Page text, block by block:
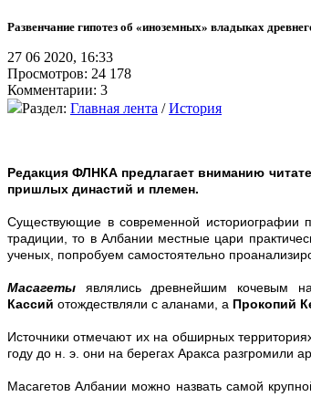
Развенчание гипотез об «иноземных» владыках
27 06 2020, 16:33
Просмотров: 24 178
Комментарии: 3
Раздел: Главная лента /История
Редакция ФЛНКА предлагает вниманию
пришлых династий и племен.
Существующие в современной историографии
традиции, то в Албании местные цари
ученых, попробуем самостоятельно
Масагеты являлись древнейшим кочевым
Кассий отождествляли с аланами, а Прокопий
Источники отмечают их на обширных
году до н. э. они на берегах Аракса разгромили
Масагетов Албании можно назвать самой